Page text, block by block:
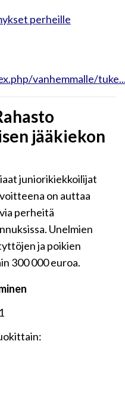
perheille
vanhemmalle/
jääkiekon
juniorikiekkoilijat
on auttaa
perheitä
Unelmien
ja poikien
300 000 euroa.